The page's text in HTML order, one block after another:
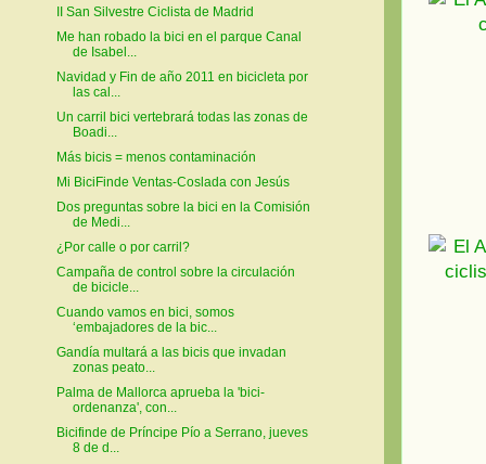
II San Silvestre Ciclista de Madrid
Me han robado la bici en el parque Canal
de Isabel...
Navidad y Fin de año 2011 en bicicleta por
las cal...
Un carril bici vertebrará todas las zonas de
Boadi...
Más bicis = menos contaminación
Mi BiciFinde Ventas-Coslada con Jesús
Dos preguntas sobre la bici en la Comisión
de Medi...
¿Por calle o por carril?
Campaña de control sobre la circulación
de bicicle...
Cuando vamos en bici, somos
‘embajadores de la bic...
Gandía multará a las bicis que invadan
zonas peato...
Palma de Mallorca aprueba la 'bici-
ordenanza', con...
Bicifinde de Príncipe Pío a Serrano, jueves
8 de d...